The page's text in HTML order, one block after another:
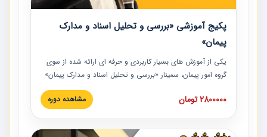
پکیج آموزشی «بررسی و تحلیل اسناد و مدارک
پیمان»
یکی از آموزش‏‏‏‏‏‏ های بسیار کاربردی و حرفه‏ ای ارائه شده از سوی
گروه امور پیمان، سمینار «بررسی و تحلیل اسناد و مدارک پیمان»
است که در دانشگاه صنعتی شریف ارائه شد. در این آموزش
نکات کلیدی مربوط به اسناد و مدارک پیمان، اولویت بندی اسناد
پیمان به همراه تجربیات عملی در این خصوص ارائه شده است.
2800000 تومان مشاهده دوره